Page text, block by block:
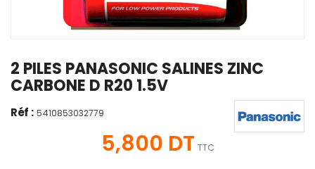
2 PILES PANASONIC SALINES ZINC
CARBONE D R20 1.5V
Réf : 5410853032779
5,800 DT TTC